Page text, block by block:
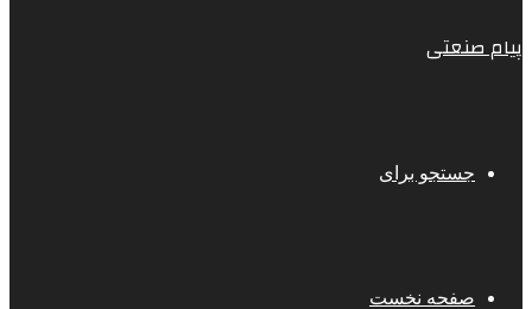
پیام صنعتی
جستجو برای
صفحه نخست